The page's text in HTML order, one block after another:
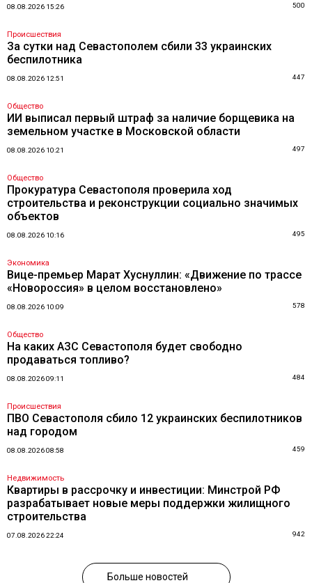
08.08.2026 15:26 500
Происшествия
За сутки над Севастополем сбили 33 украинских
беспилотника
08.08.2026 12:51 447
Общество
ИИ выписал первый штраф за наличие борщевика на
земельном участке в Московской области
08.08.2026 10:21 497
Общество
Прокуратура Севастополя проверила ход
строительства и реконструкции социально значимых
объектов
08.08.2026 10:16 495
Экономика
Вице-премьер Марат Хуснуллин: «Движение по трассе
«Новороссия» в целом восстановлено»
08.08.2026 10:09 578
Общество
На каких АЗС Севастополя будет свободно
продаваться топливо?
08.08.2026 09:11 484
Происшествия
ПВО Севастополя сбило 12 украинских беспилотников
над городом
08.08.2026 08:58 459
Недвижимость
Квартиры в рассрочку и инвестиции: Минстрой РФ
разрабатывает новые меры поддержки жилищного
строительства
07.08.2026 22:24 942
Больше новостей